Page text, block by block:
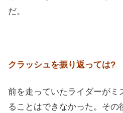
だ。
クラッシュを振り返っては?
前を走っていたライダーがミ
ることはできなかった。その